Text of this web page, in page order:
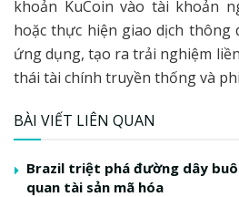
khoản KuCoin vào tài khoản
hoặc thực hiện giao dịch thông
ứng dụng, tạo ra trải nghiệm
thái tài chính truyền thống và
BÀI VIẾT LIÊN QUAN
Brazil triệt phá đường dây
quan tài sản mã hóa